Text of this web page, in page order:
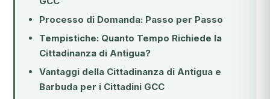
Processo di Domanda: Passo per Passo
Tempistiche: Quanto Tempo Richiede la
Cittadinanza di Antigua?
Vantaggi della Cittadinanza di Antigua e
Barbuda per i Cittadini GCC